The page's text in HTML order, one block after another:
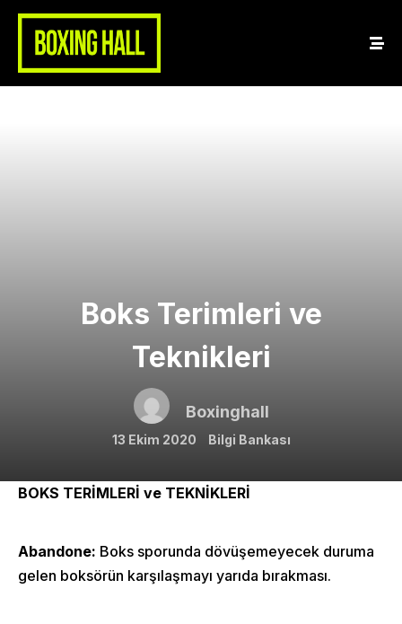
Boks Terimleri ve
Teknikleri
Boxinghall
13 Ekim 2020 Bilgi Bankası
BOKS TERİMLERİ ve TEKNİKLERİ
Abandone: Boks sporunda dövüşemeyecek duruma
gelen boksörün karşılaşmayı yarıda bırakması.